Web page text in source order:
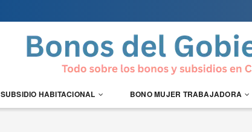
SUBSIDIO HABITACIONAL BONO MUJER TRABAJADORA